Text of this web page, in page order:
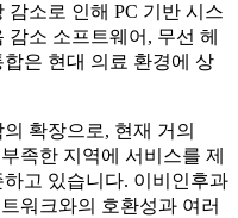
소로 인해 PC 기반 시스
소 소프트웨어, 무선 헤
은 현대 의료 환경에 상
확장으로, 현재 거의
족한 지역에 서비스를 제
고 있습니다. 이비인후과
워크와의 호환성과 여러